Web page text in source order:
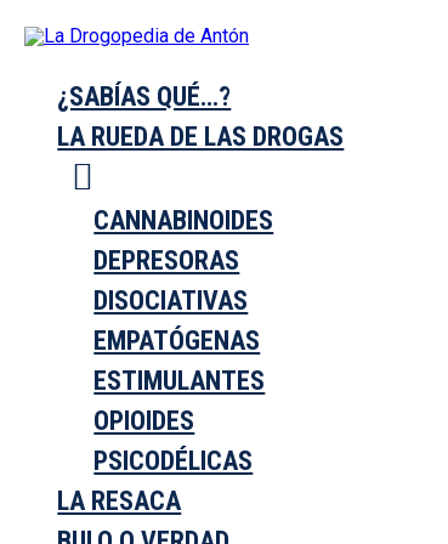
Adiro
Fármaco No
El Adiro es un
bajas, indicado para la
INICIO
¿SABÍAS QUÉ…?
LA RUEDA DE LAS DROGAS
CANNABINOIDES
DEPRESORAS
DISOCIATIVAS
EMPATÓGENAS
ESTIMULANTES
OPIOIDES
PSICODÉLICAS
LA RESACA